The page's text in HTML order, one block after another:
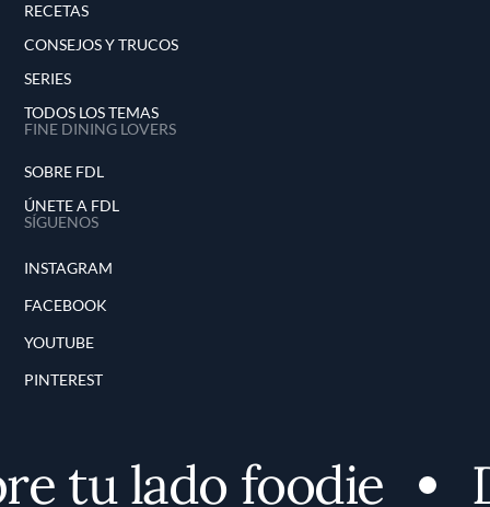
RECETAS
CONSEJOS Y TRUCOS
SERIES
TODOS LOS TEMAS
FINE DINING LOVERS
SOBRE FDL
ÚNETE A FDL
SÍGUENOS
INSTAGRAM
FACEBOOK
YOUTUBE
PINTEREST
tu lado foodie